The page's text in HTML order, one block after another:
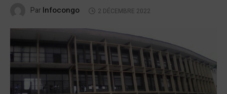
Par Infocongo 2 DÉCEMBRE 2022